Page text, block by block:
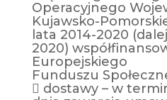
Operacyjnego
Kujawsko-
lata 2014-2020
2020)
Europejskiego
Funduszu
 dostawy – w